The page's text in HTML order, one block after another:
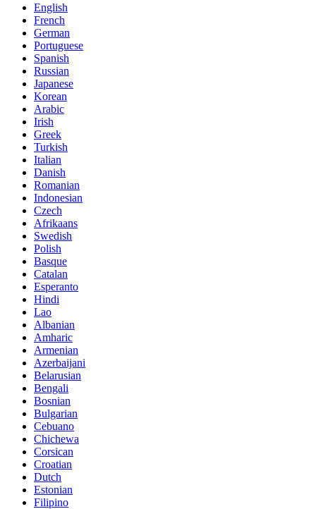
English
French
German
Portuguese
Spanish
Russian
Japanese
Korean
Arabic
Irish
Greek
Turkish
Italian
Danish
Romanian
Indonesian
Czech
Afrikaans
Swedish
Polish
Basque
Catalan
Esperanto
Hindi
Lao
Albanian
Amharic
Armenian
Azerbaijani
Belarusian
Bengali
Bosnian
Bulgarian
Cebuano
Chichewa
Corsican
Croatian
Dutch
Estonian
Filipino